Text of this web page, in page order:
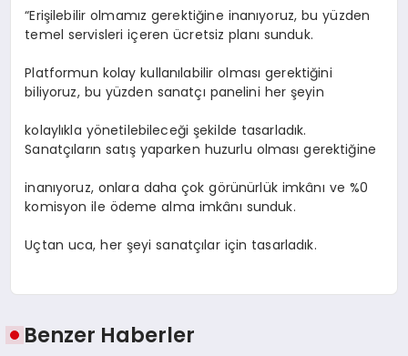
“Erişilebilir olmamız gerektiğine inanıyoruz, bu yüzden
temel servisleri içeren ücretsiz planı sunduk.
Platformun kolay kullanılabilir olması gerektiğini
biliyoruz, bu yüzden sanatçı panelini her şeyin
kolaylıkla yönetilebileceği şekilde tasarladık.
Sanatçıların satış yaparken huzurlu olması gerektiğine
inanıyoruz, onlara daha çok görünürlük imkânı ve %0
komisyon ile ödeme alma imkânı sunduk.
Uçtan uca, her şeyi sanatçılar için tasarladık.
Benzer Haberler